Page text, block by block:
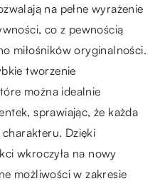
na pełne wyrażenie
co z pewnością
miłośników oryginalności.
tworzenie
można idealnie
sprawiając, że każda
Dzięki
wkroczyła na nowy
możliwości w zakresie